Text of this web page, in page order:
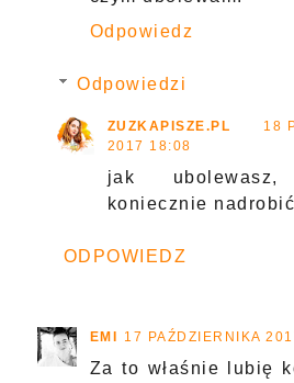
Odpowiedz
Odpowiedzi
ZUZKAPISZE.PL
18
2017 18:08
jak
koniecznie
ODPOWIEDZ
EMI 17 PAŹDZIERNIKA
Za to właśnie lubię